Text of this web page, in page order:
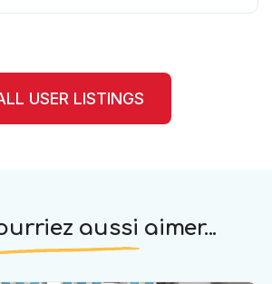
USER LISTINGS
aussi aimer...